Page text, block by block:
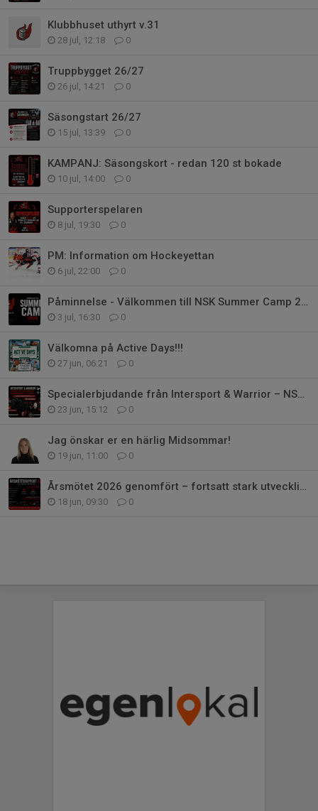
Klubbhuset uthyrt v.31
28 jul, 12:18 0
Truppbygget 26/27
26 jul, 14:21 0
Säsongstart 26/27
15 jul, 13:39 0
KAMPANJ: Säsongskort - redan 120 st bokade
10 jul, 14:00 0
Supporterspelaren
8 jul, 19:30 0
PM: Information om Hockeyettan
6 jul, 22:00 0
Påminnelse - Välkommen till NSK Summer Camp 2026!
3 jul, 16:30 0
Välkomna på Active Days!!!
27 jun, 06:21 0
Specialerbjudande från Intersport & Warrior – NSK-handske och hjälm
23 jun, 15:12 0
Jag önskar er en härlig Midsommar!
19 jun, 11:00 0
Årsmötet 2026 genomfört – fortsatt stark utveckling för Nyköpings SK
18 jun, 09:30 0